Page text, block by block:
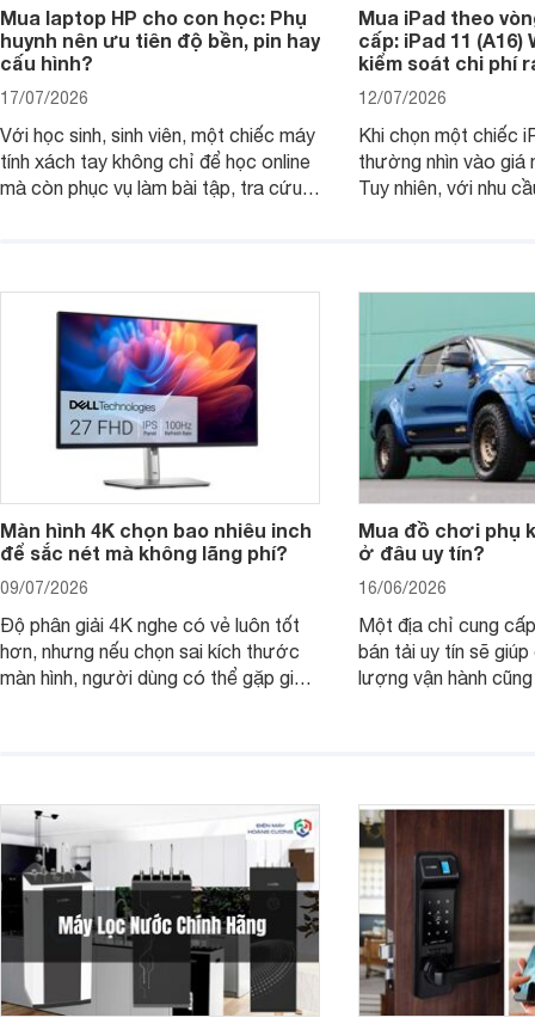
Mua laptop HP cho con học: Phụ
huynh nên ưu tiên độ bền, pin hay
cấu hình?
17/07/2026
Với học sinh, sinh viên, một chiếc máy
tính xách tay không chỉ để học online
mà còn phục vụ làm bài tập, tra cứu,
thay vì chỉ so sánh cấu hình trên giấy.
Mua iPad theo
cấp: iPad 11 (A16)
kiểm soát chi phí
12/07/2026
Khi chọn một chiếc
thường nhìn vào
Tuy nhiên, với nhu
không, dùng được
Màn hình 4K chọn bao nhiêu inch
để sắc nét mà không lãng phí?
09/07/2026
Độ phân giải 4K nghe có vẻ luôn tốt
hơn, nhưng nếu chọn sai kích thước
màn hình, người dùng có thể gặp giao
Mua đồ chơi phụ
ở đâu uy tín?
16/06/2026
Một địa chỉ cung
bán tải uy tín sẽ
lượng vận hành